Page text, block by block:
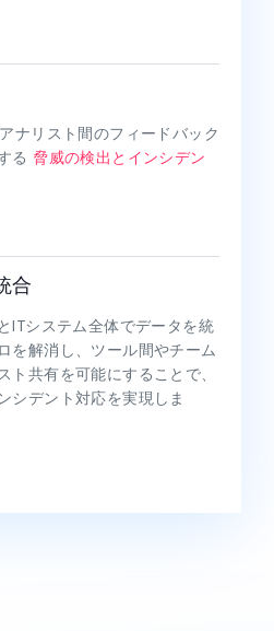
ナリスト間のフィードバック
る 脅威の検出とインシデン
合
ITシステム全体でデータを統
を解消し、ツール間やチーム
ト共有を可能にすることで、
シデント対応を実現しま